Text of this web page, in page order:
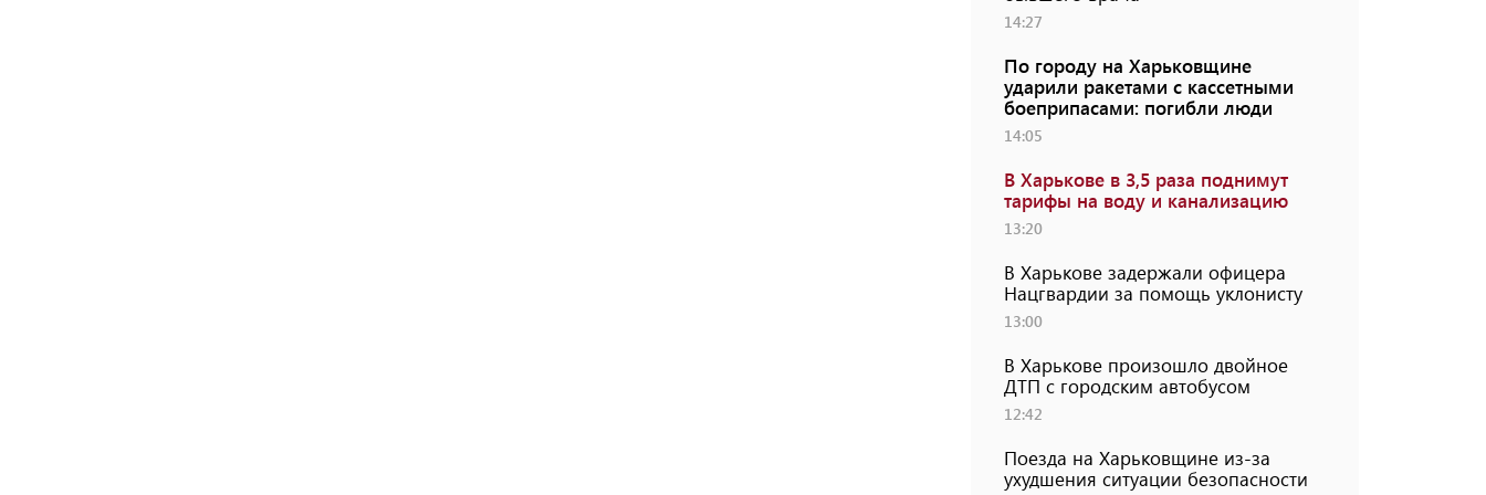
14:27
По городу на Харьковщине
ударили ракетами с кассетными
боеприпасами: погибли люди
14:05
В Харькове в 3,5 раза поднимут
тарифы на воду и канализацию
13:20
В Харькове задержали офицера
Нацгвардии за помощь уклонисту
13:00
В Харькове произошло двойное
ДТП с городским автобусом
12:42
Поезда на Харьковщине из-за
ухудшения ситуации безопасности